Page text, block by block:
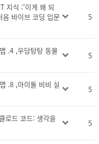
지식 :'이게 왜 되
바이브 코딩 입문
5
.4 ,우당탕탕 동물
5
.8 ,아이돌 비비 실
5
로드 코드: 생각을
5